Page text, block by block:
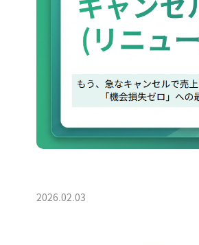
2026.02.03